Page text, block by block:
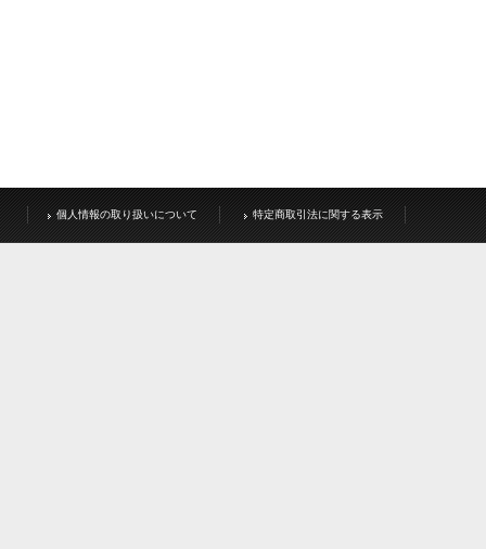
個人情報の取り扱いについて 特定商取引法に関する表示